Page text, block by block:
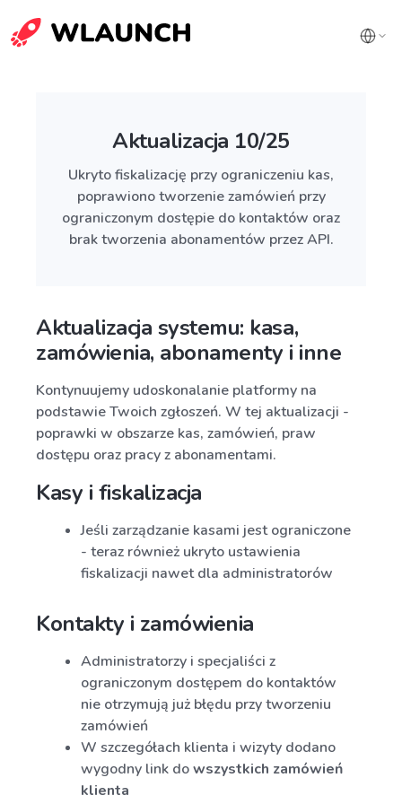
Aktualizacja 10/25
Ukryto fiskalizację przy ograniczeniu kas,
poprawiono tworzenie zamówień przy
ograniczonym dostępie do kontaktów oraz
brak tworzenia abonamentów przez API.
Aktualizacja systemu: kasa,
zamówienia, abonamenty i inne
Kontynuujemy udoskonalanie platformy na
podstawie Twoich zgłoszeń. W tej aktualizacji -
poprawki w obszarze kas, zamówień, praw
dostępu oraz pracy z abonamentami.
Kasy i fiskalizacja
Jeśli zarządzanie kasami jest ograniczone
- teraz również ukryto ustawienia
fiskalizacji nawet dla administratorów
Kontakty i zamówienia
Administratorzy i specjaliści z
ograniczonym dostępem do kontaktów
nie otrzymują już błędu przy tworzeniu
zamówień
W szczegółach klienta i wizyty dodano
wygodny link dowszystkich zamówień
klienta